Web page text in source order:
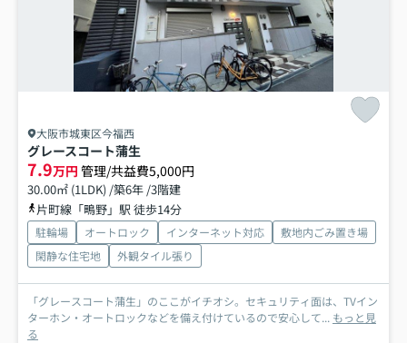
大阪市城東区今福西
グレースコート蒲生
7.9万円 管理/共益費5,000円
30.00㎡ (1LDK) /築6年 /3階建
片町線「鴫野」駅 徒歩14分
駐輪場 オートロック インターネット対応
敷地内ごみ置き場
閑静な住宅地
外観タイル張り
「グレースコート蒲生」のここがイチオシ。セキュリティ面は、TVイン
ターホン・オートロックなどを備え付けているので安心して... もっと見
る